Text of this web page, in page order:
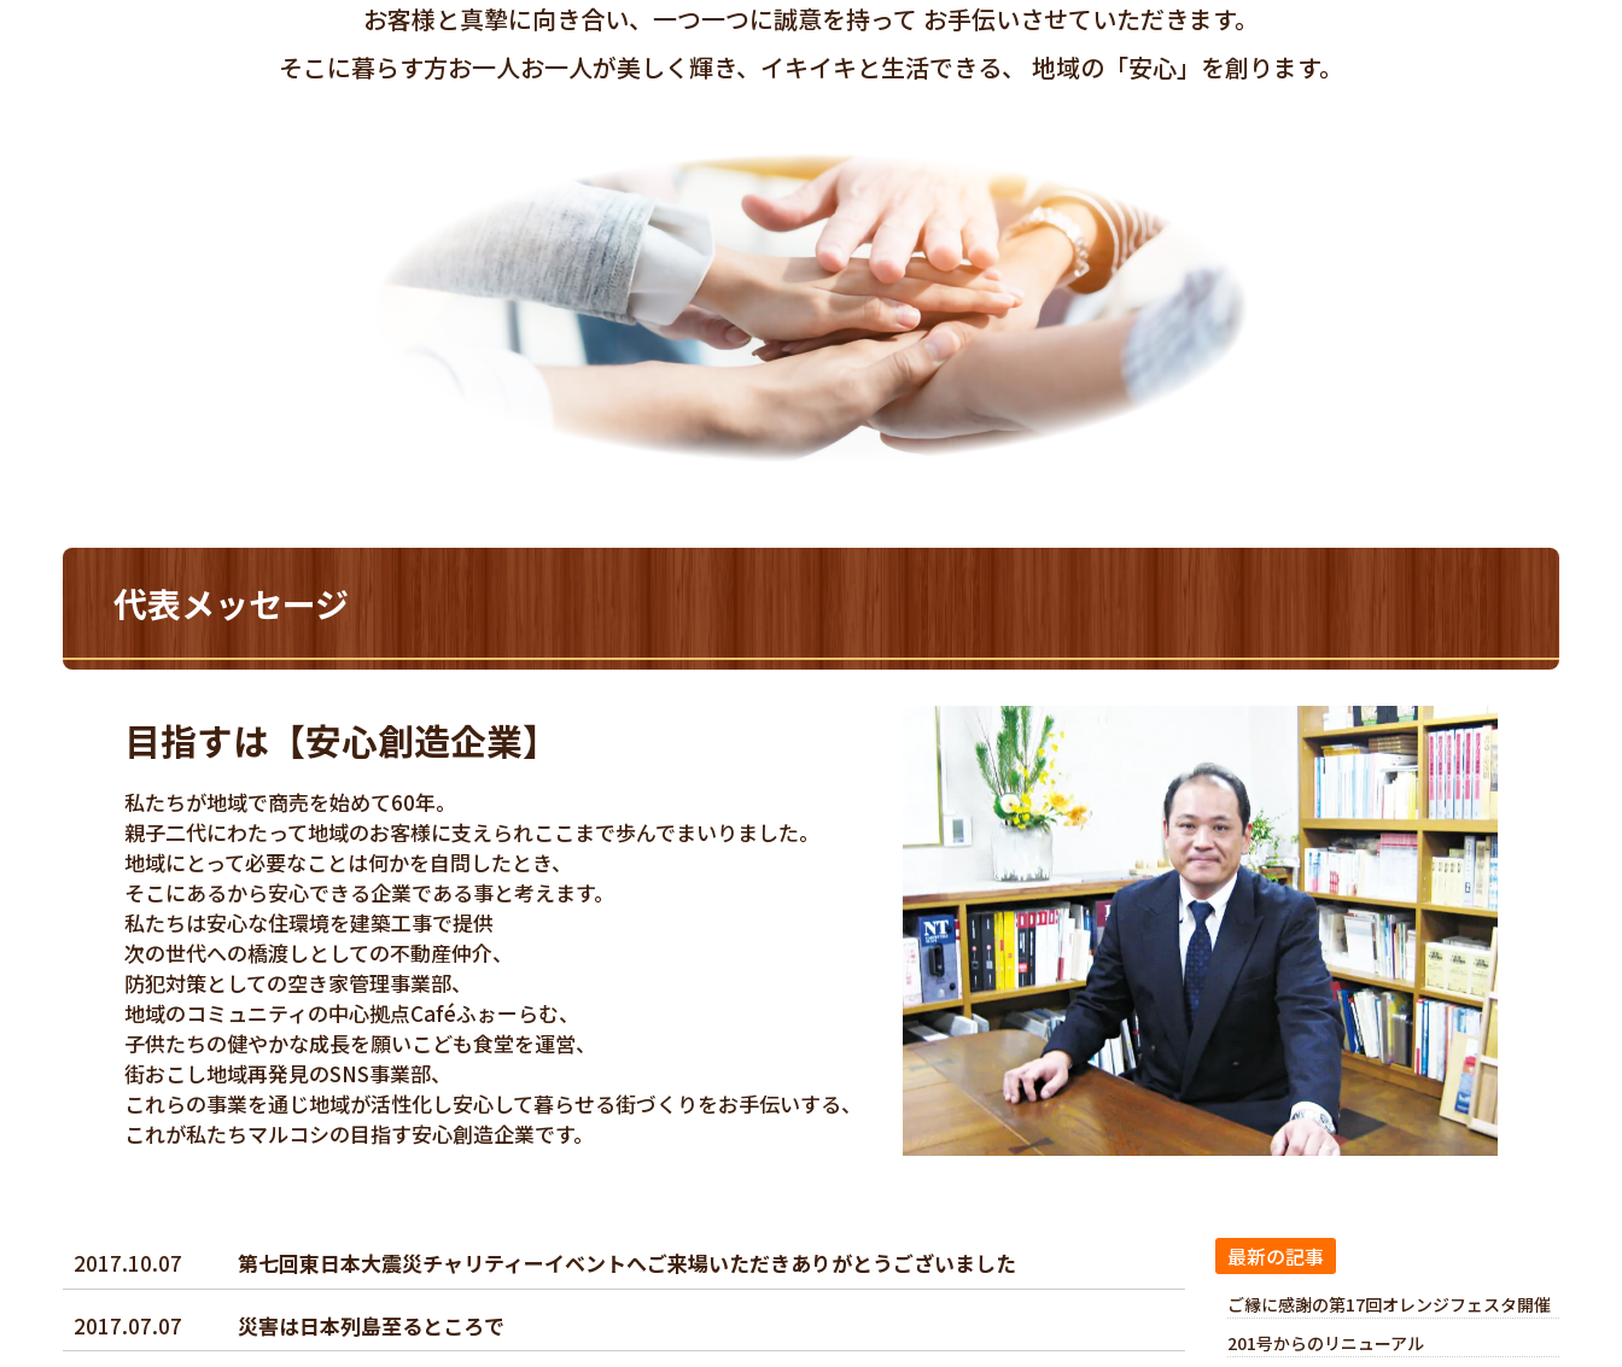
お客様と真摯に向き合い、一つ一つに誠意を持って お手伝いさせていただきます。
そこに暮らす方お一人お一人が美しく輝き、イキイキと生活できる、
地域の「安心」を創ります。
代表メッセージ
目指すは【安心創造企業】
私たちが地域で商売を始めて60年。
親子二代にわたって地域のお客様に支えられここまで歩んでまいりました。
地域にとって必要なことは何かを自問したとき、
そこにあるから安心できる企業である事と考えます。
私たちは安心な住環境を建築工事で提供
次の世代への橋渡しとしての不動産仲介、
防犯対策としての空き家管理事業部、
地域のコミュニティの中心拠点Caféふぉーらむ、
子供たちの健やかな成長を願いこども食堂を運営、
街おこし地域再発見のSNS事業部、
これらの事業を通じ地域が活性化し安心して暮らせる街づくりをお手伝いする、
これが私たちマルコシの目指す安心創造企業です。
2017.10.07 第七回東日本大震災チャリティーイベントへご来場いただきありがとうございました
2017.07.07 災害は日本列島至るところで
最新の記事
ご縁に感謝の第17回オレンジフェスタ開催
201号からのリニューアル